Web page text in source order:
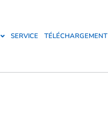
SERVICE TÉLÉCHARGEMENT